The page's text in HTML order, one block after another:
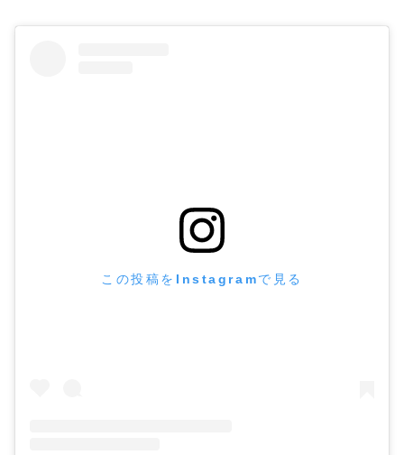
この投稿をInstagramで見る